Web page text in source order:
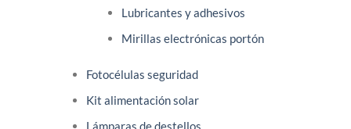
Lubricantes y adhesivos
Mirillas electrónicas portón
Fotocélulas seguridad
Kit alimentación solar
Lámparas de destellos